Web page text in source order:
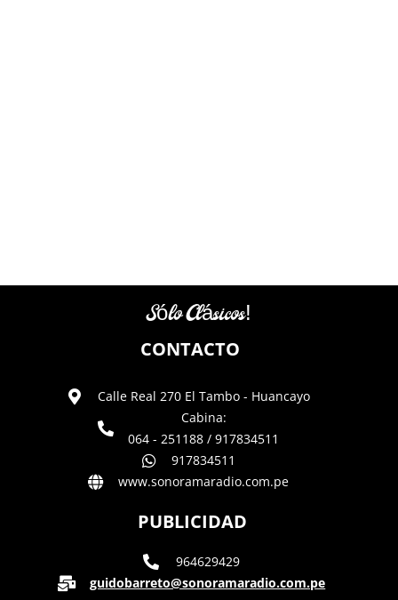
Sólo Clásicos!
CONTACTO
Calle Real 270 El Tambo - Huancayo
Cabina:
064 - 251188 / 917834511
917834511
www.sonoramaradio.com.pe
PUBLICIDAD
964629429
guidobarreto@sonoramaradio.com.pe